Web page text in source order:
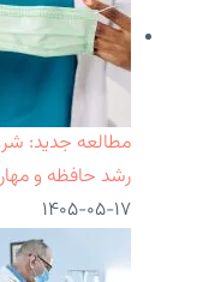
مطالعه جدید:
رشد حافظه و
۱۴۰۵-۰۵-۱۷